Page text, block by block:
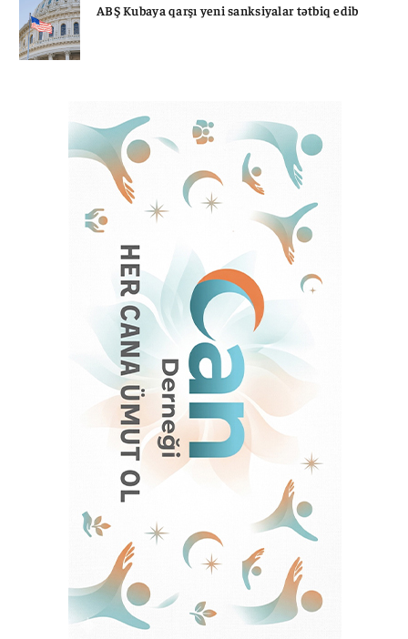
ABŞ Kubaya qarşı yeni sanksiyalar tətbiq edib